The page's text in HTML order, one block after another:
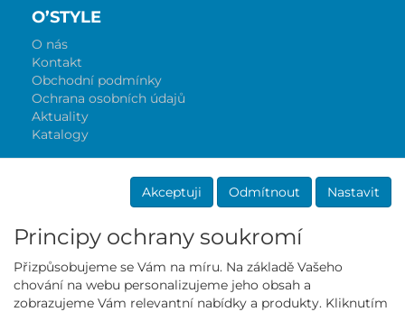
O’STYLE
O nás
Kontakt
Obchodní podmínky
Ochrana osobních údajů
Aktuality
Katalogy
Mall partner
Akceptuji Odmítnout Nastavit
Principy ochrany soukromí
Přizpůsobujeme se Vám na míru. Na základě Vašeho
chování na webu personalizujeme jeho obsah a
zobrazujeme Vám relevantní nabídky a produkty. Kliknutím